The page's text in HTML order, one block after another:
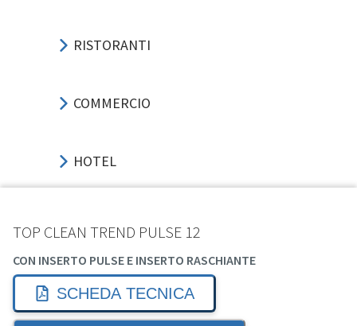
TOP CLEAN TREND PULSE 12
CON INSERTO PULSE E INSERTO RASCHIANTE
SCHEDA TECNICA
RISTORANTI
COMMERCIO
HOTEL
SPORT-EVENTI